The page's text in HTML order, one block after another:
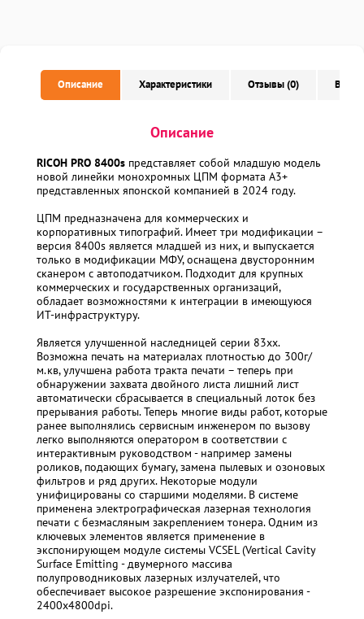
Описание Характеристики Отзывы (0)
Описание
RICOH PRO 8400s представляет собой младшую модель
новой линейки монохромных ЦПМ формата А3+
представленных японской компанией в 2024 году.
ЦПМ предназначена для коммерческих и
корпоративных типографий. Имеет три модификации –
версия 8400s является младшей из них, и выпускается
только в модификации МФУ, оснащена двусторонним
сканером с автоподатчиком. Подходит для крупных
коммерческих и государственных организаций,
обладает возможностями к интеграции в имеющуюся
ИТ-инфраструктуру.
Является улучшенной наследницей серии 83хх.
Возможна печать на материалах плотностью до 300г/
м.кв, улучшена работа тракта печати – теперь при
обнаружении захвата двойного листа лишний лист
автоматически сбрасывается в специальный лоток без
прерывания работы. Теперь многие виды работ, которые
ранее выполнялись сервисным инженером по вызову
легко выполняются оператором в соответствии с
интерактивным руководством - например замены
роликов, подающих бумагу, замена пылевых и озоновых
фильтров и ряд других. Некоторые модули
унифицированы со старшими моделями. В системе
применена электрографическая лазерная технология
печати с безмасляным закреплением тонера. Одним из
ключевых элементов является применение в
экспонирующем модуле системы VCSEL (Vertical Cavity
Surface Emitting - двумерного массива
полупроводниковых лазерных излучателей, что
обеспечивает высокое разрешение экспонирования -
2400х4800dpi.